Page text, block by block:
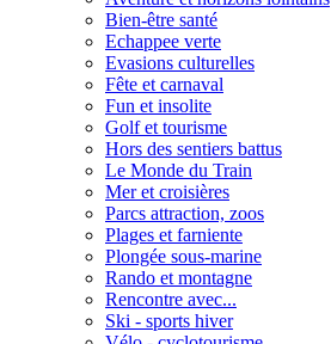
Bien-être santé
Echappee verte
Evasions culturelles
Fête et carnaval
Fun et insolite
Golf et tourisme
Hors des sentiers battus
Le Monde du Train
Mer et croisières
Parcs attraction, zoos
Plages et farniente
Plongée sous-marine
Rando et montagne
Rencontre avec...
Ski - sports hiver